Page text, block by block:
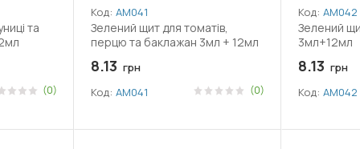
та
(0)
Код: АМ041
Зелений щит для томатів,
перцю та баклажан 3мл + 12мл
8.13 грн
Код: АМ041 (0)
Код: АМ042
Зелений
3мл+12мл
8.13 грн
Код: АМ042